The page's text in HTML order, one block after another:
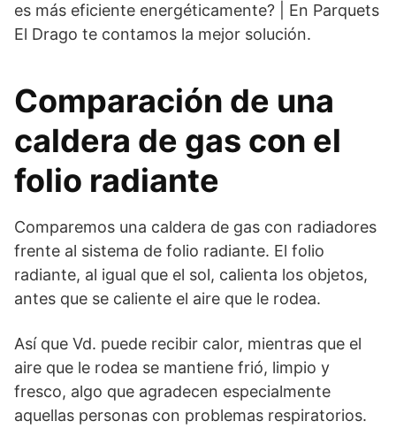
es más eficiente energéticamente? | En Parquets
El Drago te contamos la mejor solución.
Comparación de una
caldera de gas con el
folio radiante
Comparemos una caldera de gas con radiadores
frente al sistema de folio radiante. El folio
radiante, al igual que el sol, calienta los objetos,
antes que se caliente el aire que le rodea.
Así que Vd. puede recibir calor, mientras que el
aire que le rodea se mantiene frió, limpio y
fresco, algo que agradecen especialmente
aquellas personas con problemas respiratorios.